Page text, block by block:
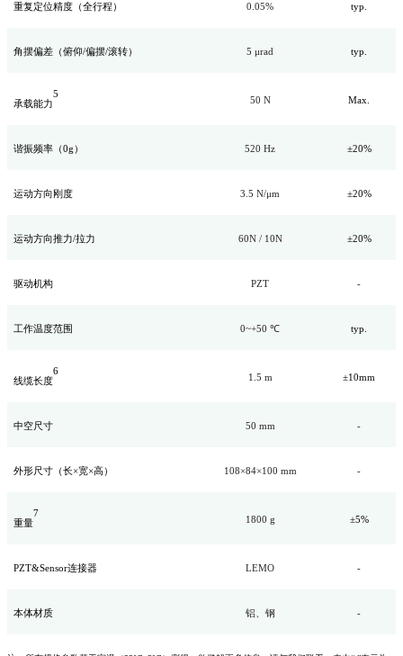
重复定位精度（全行程） 0.05% typ.
角摆偏差（俯仰/偏摆/滚转） 5 μrad typ.
承载能力
5
50 N Max.
谐振频率（0g） 520 Hz ±20%
运动方向刚度 3.5 N/μm ±20%
运动方向推力/拉力 60N / 10N ±20%
驱动机构 PZT -
工作温度范围 0~+50 ℃ typ.
线缆长度
6
1.5 m ±10mm
中空尺寸 50 mm -
外形尺寸（长×宽×高） 108×84×100 mm -
重量
7
1800 g ±5%
PZT&Sensor连接器 LEMO -
本体材质 铝、钢 -